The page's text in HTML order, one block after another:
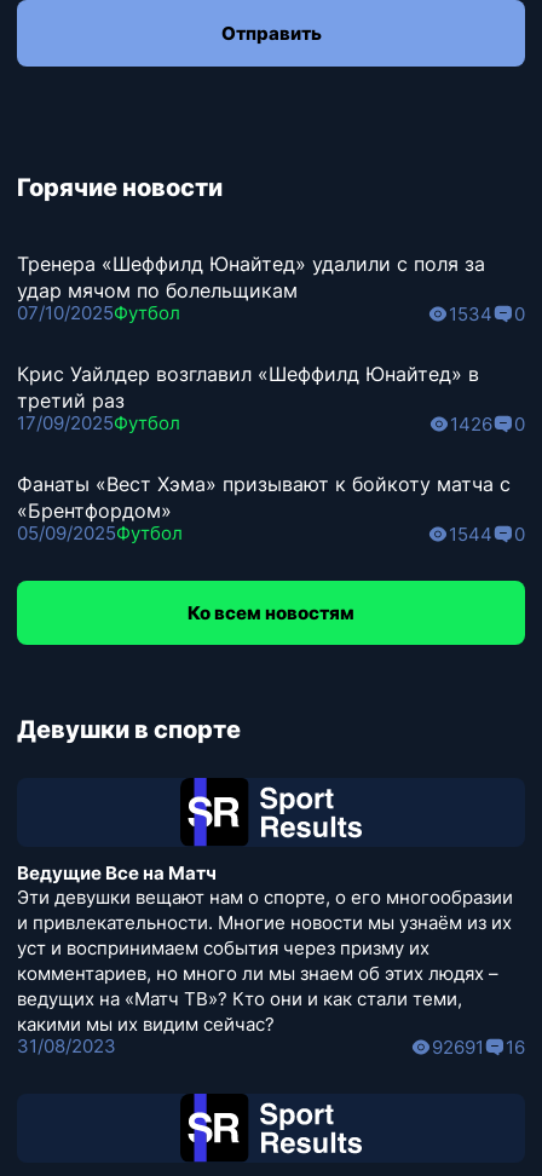
Отправить
Горячие новости
Тренера «Шеффилд Юнайтед» удалили с поля за
удар мячом по болельщикам
07/10/2025Футбол 1534 0
Крис Уайлдер возглавил «Шеффилд Юнайтед» в
третий раз
17/09/2025Футбол 1426 0
Фанаты «Вест Хэма» призывают к бойкоту матча с
«Брентфордом»
05/09/2025Футбол 1544 0
Ко всем новостям
Девушки в спорте
Ведущие Все на Матч
Эти девушки вещают нам о спорте, о его многообразии
и привлекательности. Многие новости мы узнаём из их
уст и воспринимаем события через призму их
комментариев, но много ли мы знаем об этих людях –
ведущих на «Матч ТВ»? Кто они и как стали теми,
какими мы их видим сейчас?
31/08/2023
92691 16